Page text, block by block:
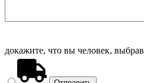
докажите, что вы человек, выбрав